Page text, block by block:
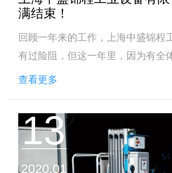
满结束！
回顾一年来的工作，上海中盛锦程
有过险阻，但这一年里，因为有全
大新老客户的理解支持；因为有高
查看更多
13
2020.01